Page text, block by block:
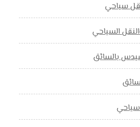
سياحي
السياحي
بالسائق
سياحي